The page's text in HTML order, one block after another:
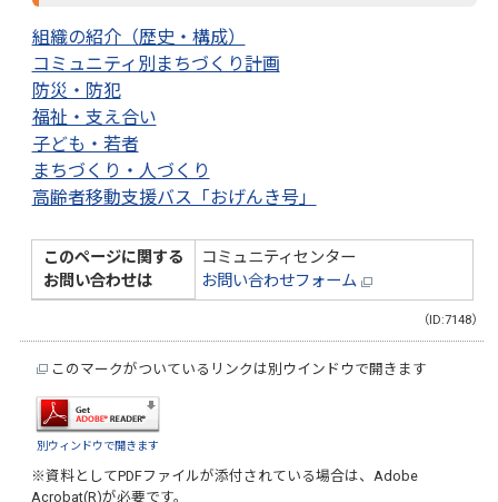
組織の紹介（歴史・構成）
コミュニティ別まちづくり計画
防災・防犯
福祉・支え合い
子ども・若者
まちづくり・人づくり
高齢者移動支援バス「おげんき号」
このページに関する
お問い合わせは
コミュニティセンター
お問い合わせフォーム
（ID:7148）
このマークがついているリンクは別ウインドウで開きます
別ウィンドウで開きます
※資料としてPDFファイルが添付されている場合は、Adobe
Acrobat(R)が必要です。